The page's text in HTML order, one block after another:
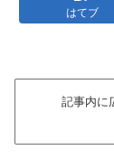
はてブ
記事内に